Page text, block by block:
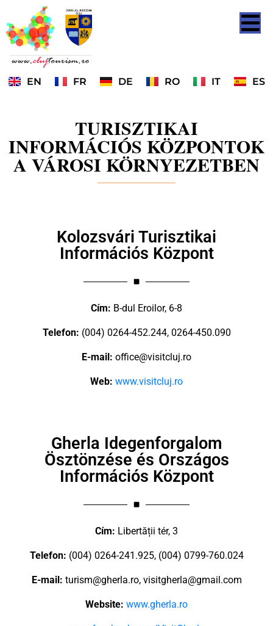
EN FR DE RO IT ES
TURISZTIKAI
INFORMÁCIÓS KÖZPONTOK
A VÁROSI KÖRNYEZETBEN
Kolozsvári Turisztikai
Információs Központ
Cím: B-dul Eroilor, 6-8
Telefon: (004) 0264-452.244, 0264-450.090
E-mail: office@visitcluj.ro
Web: www.visitcluj.ro
Gherla Idegenforgalom
Ösztönzése és Országos
Információs Központ
Cím: Libertății tér, 3
Telefon: (004) 0264-241.925, (004) 0799-760.024
E-mail: turism@gherla.ro, visitgherla@gmail.com
Website: www.gherla.ro